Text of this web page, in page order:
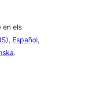
en els
, Español,
.